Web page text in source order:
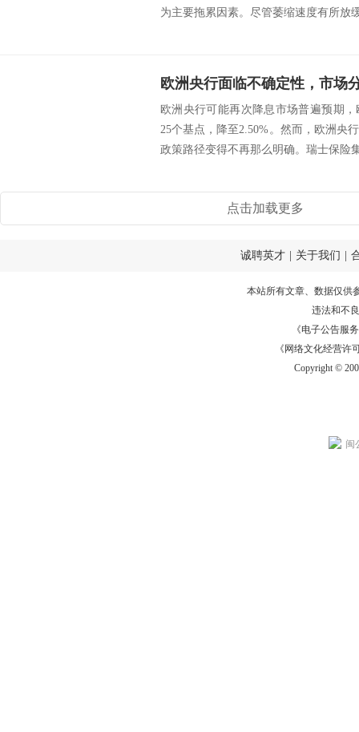
为主要拖累因素。尽管萎缩速度有所放
欧洲央行面临不确定性，市场
欧洲央行可能再次降息市场普遍预期
25个基点，降至2.50%。然而，欧洲央
政策路径变得不再那么明确。瑞士保险
点击加载更多
诚聘英才 关于我们
本站所有文章、数据仅供
违法和不
《电子公告服务
《网络文化经营许
Copyright ©
闽